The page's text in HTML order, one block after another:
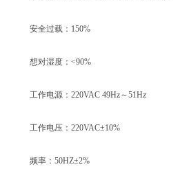
安全过载：150%
想对湿度：<90%
工作电源：220VAC 49Hz～51Hz
工作电压：220VAC±10%
频率：50HZ±2%